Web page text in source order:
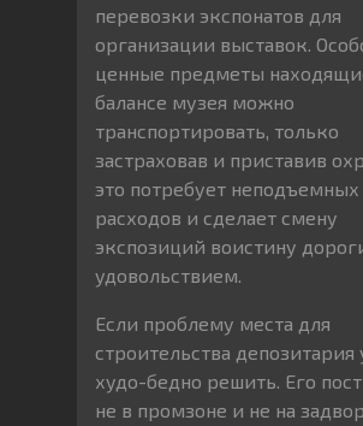
перевозки экспонатов для
организации выставок.
ценные предметы
балансе музея можно
транспортировать, только
застраховав и приставив
это потребует неподъемных
расходов и сделает смену
экспозиций воистину
удовольствием.
Если проблему места для
строительства депозитария
худо-бедно решить. Его
не в промзоне и не на